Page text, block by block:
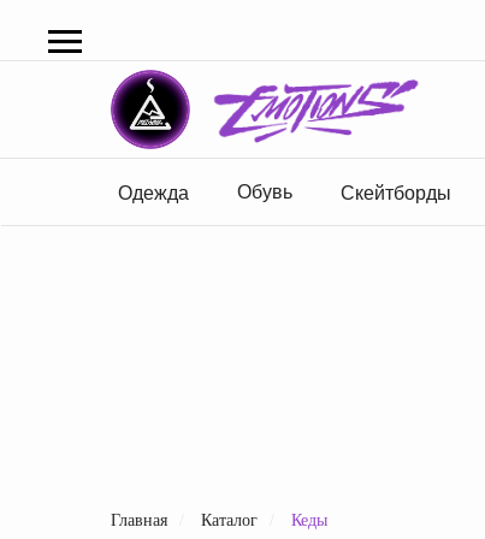
Одежда Скейтборды
Обувь
Главная Каталог Кеды